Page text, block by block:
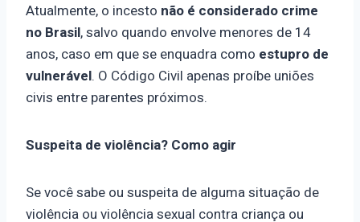
Atualmente, o incesto não é considerado crime
no Brasil, salvo quando envolve menores de 14
anos, caso em que se enquadra como estupro de
vulnerável. O Código Civil apenas proíbe uniões
civis entre parentes próximos.
Suspeita de violência? Como agir
Se você sabe ou suspeita de alguma situação de
violência ou violência sexual contra criança ou